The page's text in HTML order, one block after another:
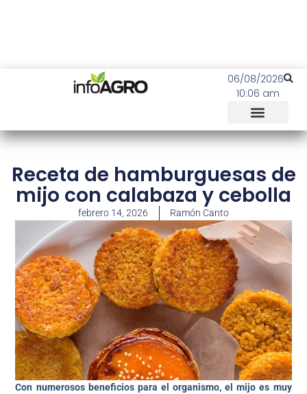
06/08/2026
10:06 am
Receta de hamburguesas de
mijo con calabaza y cebolla
febrero 14, 2026 Ramón Canto
Con numerosos beneficios para el organismo, el mijo es muy